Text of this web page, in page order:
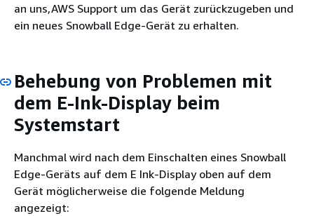
an uns,AWS Support um das Gerät zurückzugeben und
ein neues Snowball Edge-Gerät zu erhalten.
Behebung von Problemen mit
dem E-Ink-Display beim
Systemstart
Manchmal wird nach dem Einschalten eines Snowball
Edge-Geräts auf dem E Ink-Display oben auf dem
Gerät möglicherweise die folgende Meldung
angezeigt: